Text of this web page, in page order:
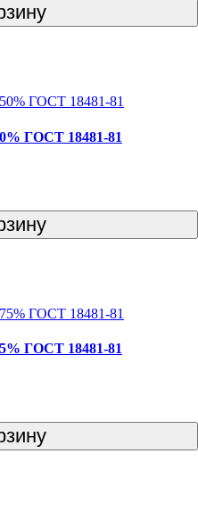
ГОСТ 18481-81
ГОСТ 18481-81